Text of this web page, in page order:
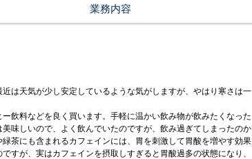
業務内容
は天気が少し安定しているような気がしますが、やはり寒さは一
飲料などを良く買います。手軽に温かい飲み物が飲みたくなった
味しいので、よく飲んでいたのですが、飲み過ぎてしまったのか
茶にも含まれるカフェインには、胃を刺激して胃酸を増やす効果
すが、実はカフェインを摂取しすぎると胃酸過多の状態になり、